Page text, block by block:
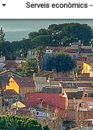
Serveis econòmics